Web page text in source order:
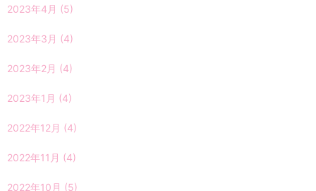
2023年4月 (5)
2023年3月 (4)
2023年2月 (4)
2023年1月 (4)
2022年12月 (4)
2022年11月 (4)
2022年10月 (5)